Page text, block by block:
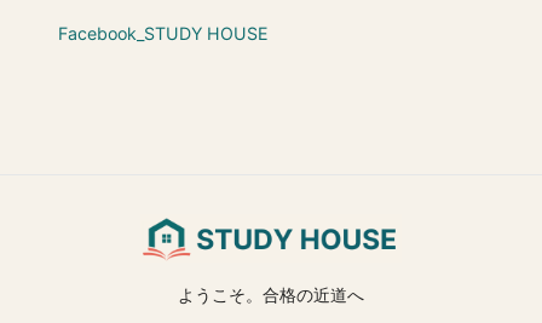
Facebook_STUDY HOUSE
ようこそ。合格の近道へ